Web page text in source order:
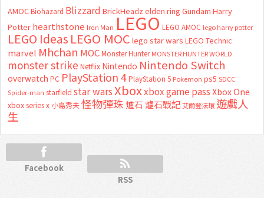
AMOC Biohazard Blizzard BrickHeadz elden ring Gundam Harry
Potter hearthstone Iron Man LEGO LEGO AMOC lego harry potter
LEGO Ideas LEGO MOC lego star wars LEGO Technic
marvel Mhchan MOC Monster Hunter MONSTER HUNTER WORLD
monster strike Netflix Nintendo Nintendo Switch
overwatch PC PlayStation 4 PlayStation 5 Pokemon ps5 SDCC
Spider-man starfield star warsXboxxbox game passXbox One
xbox series x 小島秀夫怪物彈珠 爐石 爐石戰記艾爾登法環 遊戲人
生
Facebook
RSS